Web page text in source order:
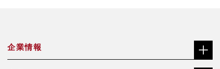
企業情報